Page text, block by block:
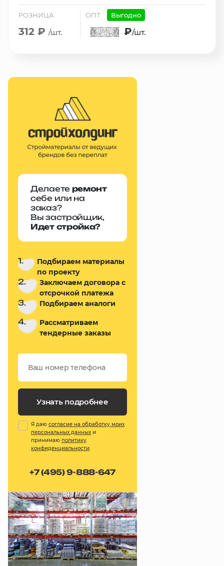
РОЗНИЦА
312 ₽ /шт.
ОПТ Выгодно
₽/шт.
Делаете ремонт
себе или на
заказ?
Вы застройщик,
Идет стройка?
1.
Подбираем материалы
по проекту
2.
Заключаем договора с
отсрочкой платежа
3. Подбираем аналоги
4.
Рассматриваем
тендерные заказы
Узнать подробнее
Я даю согласие на обработку моих
персональных данных и
принимаю политику
конфиденциальности.
+7 (495) 9-888-647